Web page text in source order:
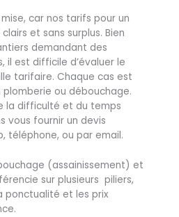
car nos tarifs pour un
et sans surplus. Bien
demandant des
il est difficile d’évaluer le
tarifaire. Chaque cas est
ou débouchage.
la difficulté et du temps
vous fournir un devis
téléphone, ou par email.
(assainissement) et
sur plusieurs piliers,
ponctualité et les prix